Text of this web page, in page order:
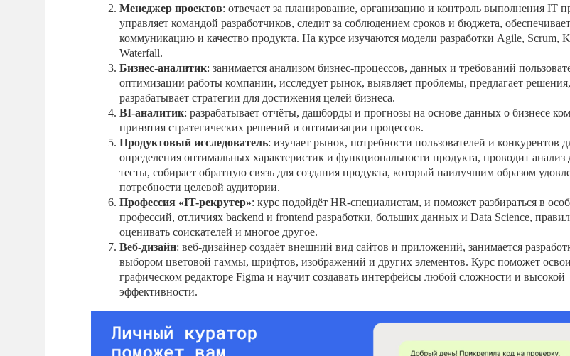
Менеджер проектов: отвечает за планирование, организацию и контроль выполнения IT
управляет командой разработчиков, следит за соблюдением сроков и бюджета, обеспечивает
коммуникацию и качество продукта. На курсе изучаются модели разработки Agile, Scrum,
Waterfall.
Бизнес-аналитик: занимается анализом бизнес-процессов, данных и требований
оптимизации работы компании, исследует рынок, выявляет проблемы, предлагает решения,
разрабатывает стратегии для достижения целей бизнеса.
BI-аналитик: разрабатывает отчёты, дашборды и прогнозы на основе данных о бизнесе
принятия стратегических решений и оптимизации процессов.
Продуктовый исследователь: изучает рынок, потребности пользователей и конкурентов
определения оптимальных характеристик и функциональности продукта, проводит
тесты, собирает обратную связь для создания продукта, который наилучшим образом
потребности целевой аудитории.
Профессия «IT-рекрутер»: курс подойдёт HR-специалистам, и поможет разбираться в
профессий, отличиях backend и frontend разработки, больших данных и Data Science,
оценивать соискателей и многое другое.
Веб-дизайн: веб-дизайнер создаёт внешний вид сайтов и приложений, занимается
выбором цветовой гаммы, шрифтов, изображений и других элементов. Курс поможет
графическом редакторе Figma и научит создавать интерфейсы любой сложности и высокой
эффективности.